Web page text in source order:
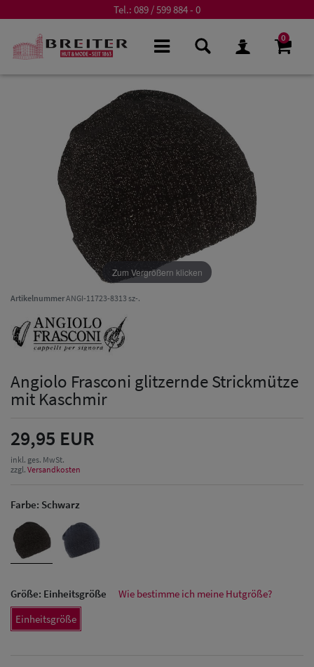
Tel.: 089 / 599 884 - 0
0
Herren Caps
Zum Vergrößern klicken
ArtikelnummerANGI-11723-8313 sz-.
Angiolo Frasconi glitzernde Strickmütze
mit Kaschmir
29,95 EUR
inkl. ges. MwSt.
zzgl. Versandkosten
Farbe: Schwarz
Größe: Einheitsgröße
Wie bestimme ich meine Hutgröße?
Einheitsgröße